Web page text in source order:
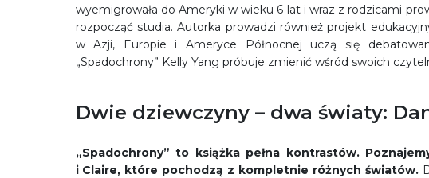
wyemigrowała do Ameryki w wieku 6 lat i wraz z rodzicami
rozpocząć studia. Autorka prowadzi również projekt
w Azji, Europie i Ameryce Północnej uczą się
„Spadochrony” Kelly Yang próbuje zmienić wśród swoich
Dwie dziewczyny – dwa światy:
„Spadochrony” to książka pełna kontrastów.
i Claire, które pochodzą z kompletnie różnych światów.